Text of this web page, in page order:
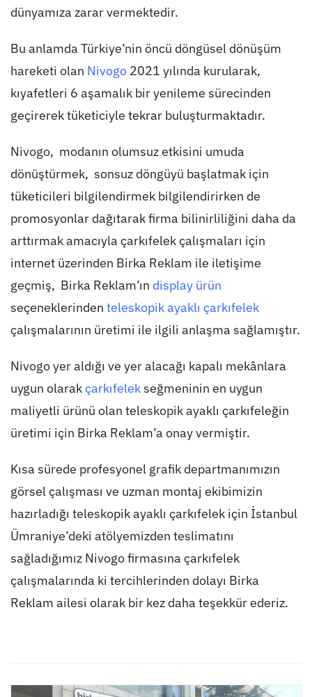
dünyamıza zarar vermektedir.
Bu anlamda Türkiye’nin öncü döngüsel dönüşüm
hareketi olan Nivogo2021 yılında kurularak,
kıyafetleri 6 aşamalık bir yenileme sürecinden
geçirerek tüketiciyle tekrar buluşturmaktadır.
Nivogo, modanın olumsuz etkisini umuda
dönüştürmek, sonsuz döngüyü başlatmak için
tüketicileri bilgilendirmek bilgilendirirken de
promosyonlar dağıtarak firma bilinirliliğini daha da
arttırmak amacıyla çarkıfelek çalışmaları için
internet üzerinden Birka Reklam ile iletişime
geçmiş, Birka Reklam’ın display ürün
seçeneklerinden teleskopik ayaklı çarkıfelek
çalışmalarının üretimi ile ilgili anlaşma sağlamıştır.
Nivogo yer aldığı ve yer alacağı kapalı mekânlara
uygun olarakçarkıfelekseğmeninin en uygun
maliyetli ürünü olan teleskopik ayaklı çarkıfeleğin
üretimi için Birka Reklam’a onay vermiştir.
Kısa sürede profesyonel grafik departmanımızın
görsel çalışması ve uzman montaj ekibimizin
hazırladığı teleskopik ayaklı çarkıfelek için İstanbul
Ümraniye’deki atölyemizden teslimatını
sağladığımız Nivogo firmasına çarkıfelek
çalışmalarında ki tercihlerinden dolayı Birka
Reklam ailesi olarak bir kez daha teşekkür ederiz.